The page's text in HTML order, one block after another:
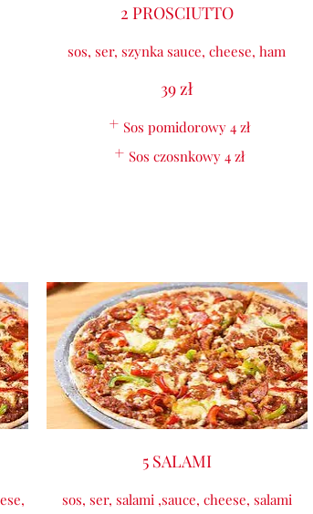
2 PROSCIUTTO
sos, ser, szynka sauce, cheese, ham
39 zł
Sos pomidorowy 4 zł
Sos czosnkowy 4 zł
5 SALAMI
sos, ser, salami ,sauce, cheese, salami